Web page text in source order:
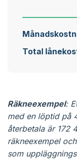
Total
Räkneexempel:
med en löptid på
återbetala är 172
räkneexempel
som